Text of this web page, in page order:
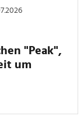
"Peak",
um